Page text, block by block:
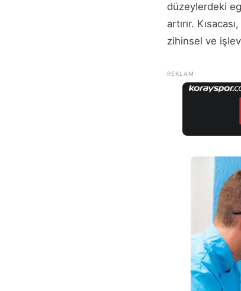
düzeylerdeki
artırır.
zihinsel ve